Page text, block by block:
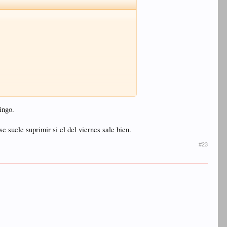
suele suprimir si el del viernes sale bien.
#23